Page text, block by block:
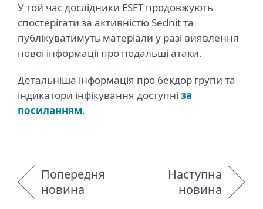
У той час дослідники ESET продовжують
спостерігати за активністю Sednit та
публікуватимуть матеріали у разі виявлення
нової інформації про подальші атаки.
Детальніша інформація про бекдор групи та
індикатори інфікування доступні за
посиланням.
Попередня
новина
Наступна
новина